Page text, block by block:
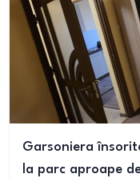
Garsoniera
la parc aproape